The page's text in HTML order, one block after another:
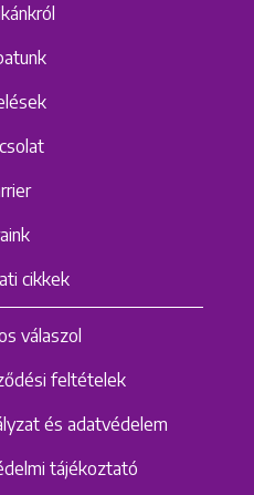
cikkek
válaszol
feltételek
és adatvédelem
tájékoztató